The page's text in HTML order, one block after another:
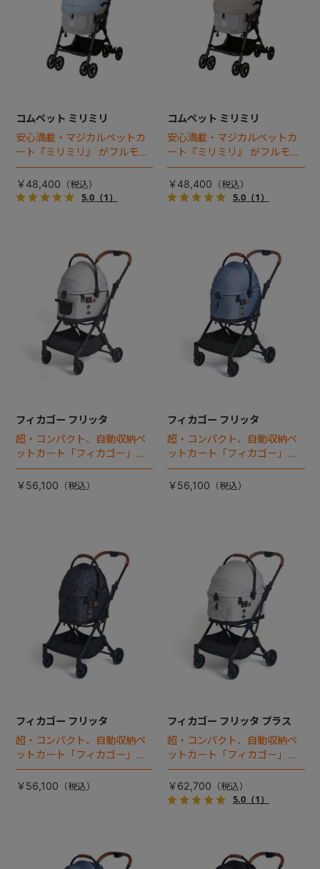
コムペット ミリミリ
安心満載・マジカルペットカ
ート『ミリミリ』 がフルモデ
ルチェンジ。 新機能「マジカ
ルフォールディング」搭載
￥48,400
5.0（1）
コムペット ミリミリ
安心満載・マジカルペットカ
ート『ミリミリ』 がフルモデ
ルチェンジ。 新機能「マジカ
ルフォールディング」搭載
￥48,400
5.0（1）
フィカゴー フリッタ
超・コンパクト、自動収納ペ
ットカート「フィカゴー」に
キャビン着脱タイプが新登
場！
￥56,100
フィカゴー フリッタ
超・コンパクト、自動収納ペ
ットカート「フィカゴー」に
キャビン着脱タイプが新登
場！
￥56,100
フィカゴー フリッタ
超・コンパクト、自動収納ペ
ットカート「フィカゴー」に
キャビン着脱タイプが新登
場！
￥56,100
フィカゴー フリッタ プラス
超・コンパクト、自動収納ペ
ットカート「フィカゴー」に
キャビン着脱タイプが新登
場！
￥62,700
5.0（1）